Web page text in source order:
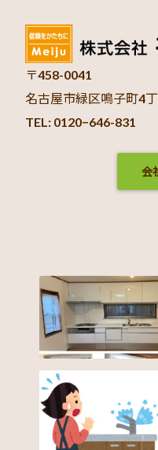
〒458-0041
名古屋市緑区鳴子町4
TEL: 0120−646-831
会